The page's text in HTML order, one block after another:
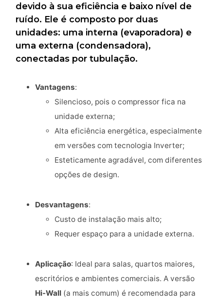
devido à sua eficiência e baixo nível de
ruído. Ele é composto por duas
unidades: uma interna (evaporadora) e
uma externa (condensadora),
conectadas por tubulação.
Vantagens:
Silencioso, pois o compressor fica na
unidade externa;
Alta eficiência energética, especialmente
em versões com tecnologia Inverter;
Esteticamente agradável, com diferentes
opções de design.
Desvantagens:
Custo de instalação mais alto;
Requer espaço para a unidade externa.
Aplicação: Ideal para salas, quartos maiores,
escritórios e ambientes comerciais. A versão
Hi-Wall (a mais comum) é recomendada para